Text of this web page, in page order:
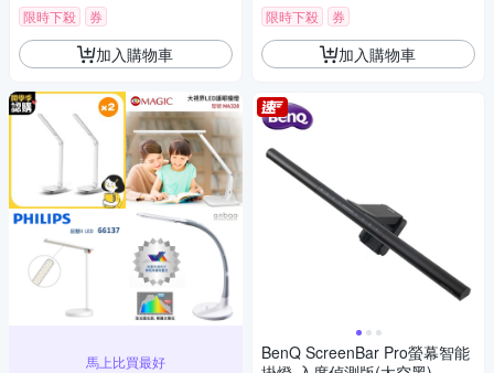
限時下殺 券
加入購物車
馬上比買最好
限時下殺 券
加入購物車
BenQ ScreenBar Pro螢幕智能